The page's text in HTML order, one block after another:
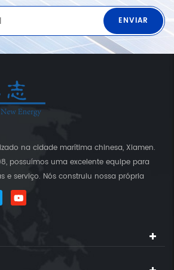
na cidade marítima chinesa, Xiamen.
possuímos uma excelente equipe para
e serviço. Nós construiu nossa própria
3000 quadrado terra. Como fornecedor
solar JoinWinSolar criou um valor
o seguinte: 1, sistemas de montagem
e acessórios 2, telha Sistemas de
e acessórios 3, Sistemas de montagem